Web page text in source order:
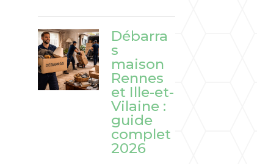
Débarra
s
maison
Rennes
et Ille-et-
Vilaine :
guide
complet
2026